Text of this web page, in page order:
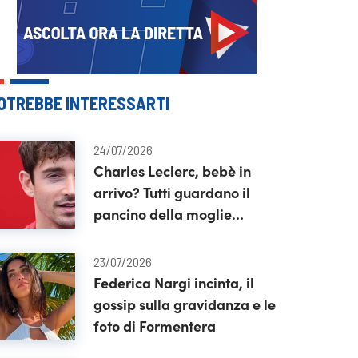
INTERESSARTI
24/07/2026
Charles Leclerc, bebè in
arrivo? Tutti guardano il
pancino della moglie
23/07/2026
Federica Nargi incinta, il
gossip sulla gravidanza e le
foto di Formentera